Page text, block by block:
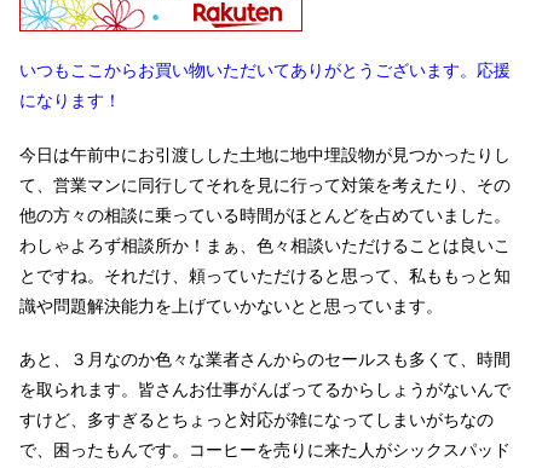
いつもここからお買い物いただいてありがとうございます。応援
になります！
今日は午前中にお引渡しした土地に地中埋設物が見つかったりし
て、営業マンに同行してそれを見に行って対策を考えたり、その
他の方々の相談に乗っている時間がほとんどを占めていました。
わしゃよろず相談所か！まぁ、色々相談いただけることは良いこ
とですね。それだけ、頼っていただけると思って、私ももっと知
識や問題解決能力を上げていかないとと思っています。
あと、３月なのか色々な業者さんからのセールスも多くて、時間
を取られます。皆さんお仕事がんばってるからしょうがないんで
すけど、多すぎるとちょっと対応が雑になってしまいがちなの
で、困ったもんです。コーヒーを売りに来た人がシックスパッド